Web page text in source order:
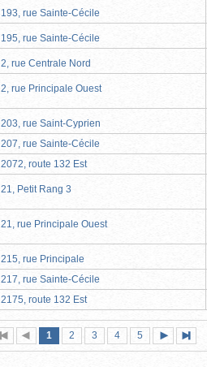
193, rue Sainte-Cécile
195, rue Sainte-Cécile
2, rue Centrale Nord
2, rue Principale Ouest
203, rue Saint-Cyprien
207, rue Sainte-Cécile
2072, route 132 Est
21, Petit Rang 3
21, rue Principale Ouest
215, rue Principale
217, rue Sainte-Cécile
2175, route 132 Est
Première
page
Page
précédente
Page
1 (page
actuelle)
Page
2 Page
3 Page
4 Page
5
suivante
page